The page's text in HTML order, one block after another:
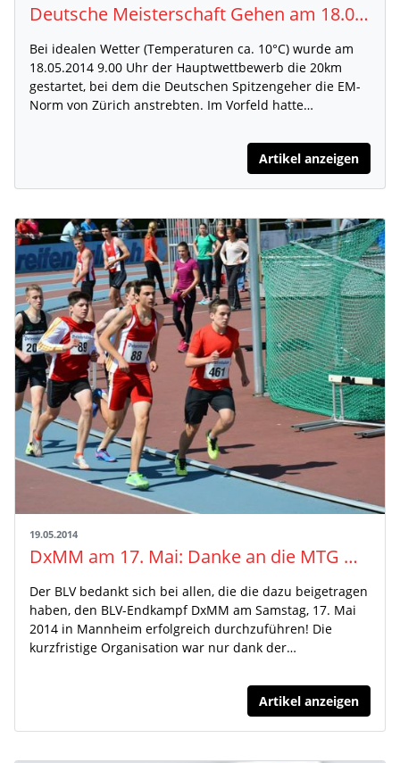
Deutsche Meisterschaft Gehen am 18.05.2014 in Naumburg – erneute EM Norm für Carl Dohmann
Bei idealen Wetter (Temperaturen ca. 10°C) wurde am
18.05.2014 9.00 Uhr der Hauptwettbewerb die 20km
gestartet, bei dem die Deutschen Spitzengeher die EM-
Norm von Zürich anstrebten. Im Vorfeld hatte…
Artikel anzeigen
19.05.2014
DxMM am 17. Mai: Danke an die MTG Mannheim sowie alle Helfer und Kampfrichter
Der BLV bedankt sich bei allen, die die dazu beigetragen
haben, den BLV-Endkampf DxMM am Samstag, 17. Mai
2014 in Mannheim erfolgreich durchzuführen! Die
kurzfristige Organisation war nur dank der…
Artikel anzeigen